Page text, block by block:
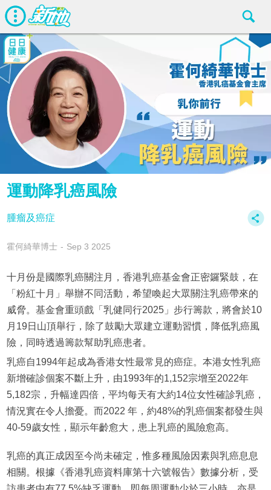
運動降乳癌風險
腫瘤及癌症
霍何綺華博士 Sep 3 2025
十月份是國際乳癌關注月，香港乳癌基金會正密鑼緊鼓，在
「粉紅十月」舉辦不同活動，希望喚起大眾關注乳癌帶來的
威脅。基金會重頭戲「乳健同行2025」步行籌款，將會於10
月19日山頂舉行，除了鼓勵大眾建立運動習慣，降低乳癌風
險，同時透過籌款幫助乳癌患者。
乳癌自1994年起成為香港女性最常見的癌症。本港女性乳癌
新增確診個案不斷上升，由1993年的1,152宗增至2022年
5,182宗，升幅達四倍，平均每天有大約14位女性確診乳癌，
情況實在令人擔憂。而2022 年，約48%的乳癌個案都發生與
40-59歲女性，顯示年齡愈大，患上乳癌的風險愈高。
乳癌的真正成因至今尚未確定，惟多種風險因素與乳癌息息
相關。根據《香港乳癌資料庫第十六號報告》數據分析，受